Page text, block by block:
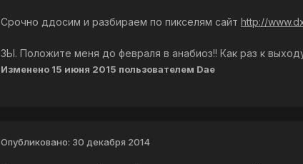
Срочно ддосим и разбираем по пикселям сайт http://
ЗЫ. Положите меня до февраля в анабиоз!! Как раз к
Изменено 15 июня 2015 пользователем Dae
Опубликовано: 30 декабря 2014